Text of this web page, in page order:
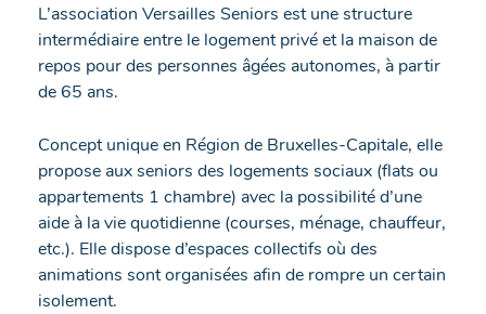
L’association Versailles Seniors est une structure
intermédiaire entre le logement privé et la maison de
repos pour des personnes âgées autonomes, à partir
de 65 ans.
Concept unique en Région de Bruxelles-Capitale, elle
propose aux seniors des logements sociaux (flats ou
appartements 1 chambre) avec la possibilité d’une
aide à la vie quotidienne (courses, ménage, chauffeur,
etc.). Elle dispose d’espaces collectifs où des
animations sont organisées afin de rompre un certain
isolement.